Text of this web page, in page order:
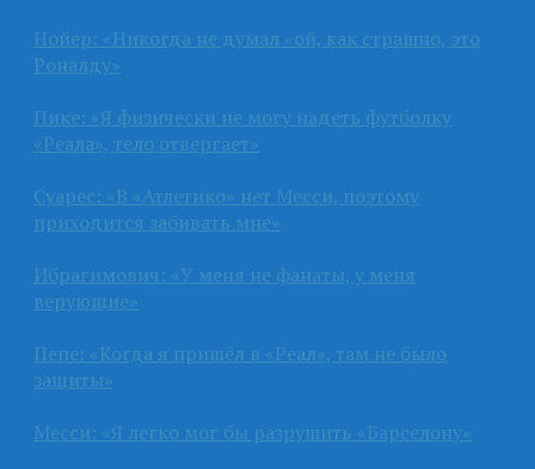
Нойер: «Никогда не думал «ой, как страшно, это
Роналду»
Пике: «Я физически не могу надеть футболку
«Реала», тело отвергает»
Суарес: «В «Атлетико» нет Месси, поэтому
приходится забивать мне»
Ибрагимович: «У меня не фанаты, у меня
верующие»
Пепе: «Когда я пришёл в «Реал», там не было
защиты»
Месси: «Я легко мог бы разрушить «Барселону»